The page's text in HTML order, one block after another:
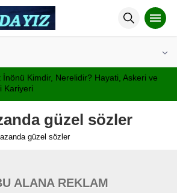
İnönü Kimdir, Nerelidir? Hayati, Askeri ve
Kariyeri
güzel sözler
güzel sözler
ALANA REKLAM